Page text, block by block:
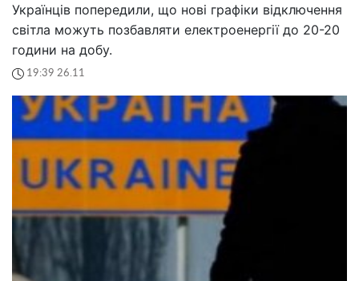
Українців попередили, що нові графіки відключення
світла можуть позбавляти електроенергії до 20-20
години на добу.
19:39 26.11